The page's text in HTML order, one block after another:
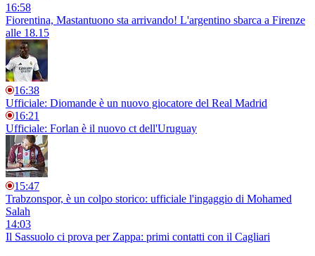
16:58
Fiorentina, Mastantuono sta arrivando! L'argentino sbarca a Firenze
alle 18.15
16:38
Ufficiale: Diomande è un nuovo giocatore del Real Madrid
16:21
Ufficiale: Forlan è il nuovo ct dell'Uruguay
15:47
Trabzonspor, è un colpo storico: ufficiale l'ingaggio di Mohamed
Salah
14:03
Il Sassuolo ci prova per Zappa: primi contatti con il Cagliari